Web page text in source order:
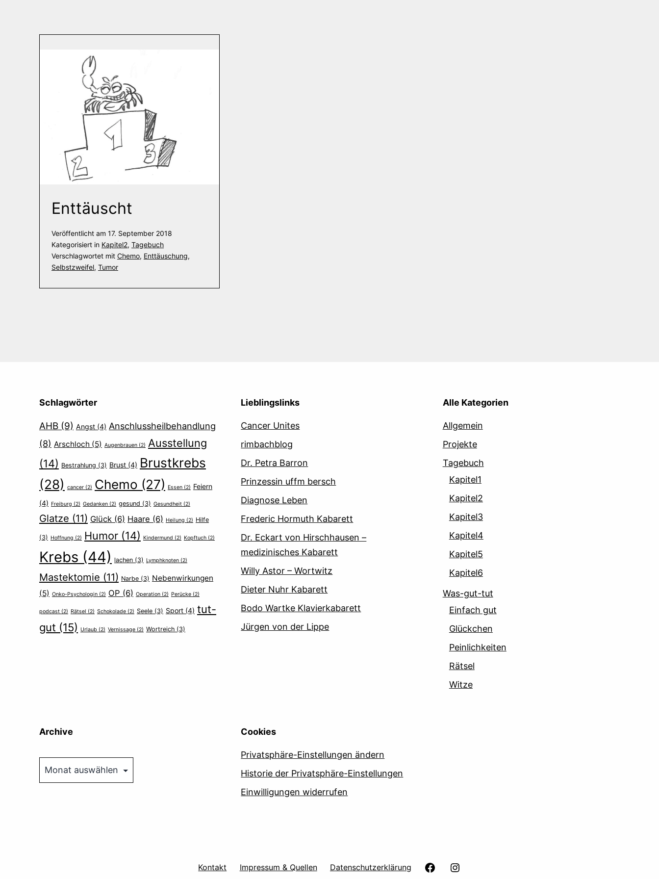
Enttäuscht
Veröffentlicht am 17. September 2018
Kategorisiert in Kapitel2, Tagebuch
Verschlagwortet mit Chemo, Enttäuschung,
Selbstzweifel, Tumor
Schlagwörter
AHB (9) Angst (4) Anschlussheilbehandlung
(8) Arschloch (5) Augenbrauen (2) Ausstellung
(14) Bestrahlung (3) Brust (4) Brustkrebs
(28)
cancer (2) Chemo (27) Essen (2) Feiern
(4) Freiburg (2) Gedanken (2) gesund (3) Gesundheit (2)
Glatze (11) Glück (6) Haare (6) Heilung (2) Hilfe
(3) Hoffnung (2) Humor (14) Kindermund (2) Kopftuch (2)
Krebs (44) lachen (3) Lymphknoten (2)
Mastektomie (11) Narbe (3) Nebenwirkungen
(5) Onko-Psychologin (2) OP (6) Operation (2) Perücke (2)
podcast (2) Rätsel (2) Schokolade (2) Seele (3) Sport (4) tut-
gut (15) Urlaub (2) Vernissage (2) Wortreich (3)
Lieblingslinks
Cancer Unites
rimbachblog
Dr. Petra Barron
Prinzessin uffm bersch
Diagnose Leben
Frederic Hormuth Kabarett
Dr. Eckart von Hirschhausen –
medizinisches Kabarett
Willy Astor – Wortwitz
Dieter Nuhr Kabarett
Bodo Wartke Klavierkabarett
Jürgen von der Lippe
Alle Kategorien
Allgemein
Projekte
Tagebuch
Kapitel1
Kapitel2
Kapitel3
Kapitel4
Kapitel5
Kapitel6
Was-gut-tut
Einfach gut
Glückchen
Peinlichkeiten
Rätsel
Witze
Archive Cookies
Privatsphäre-Einstellungen ändern
Historie der Privatsphäre-Einstellungen
Einwilligungen widerrufen
Kontakt Impressum & Quellen Datenschutzerklärung facebook